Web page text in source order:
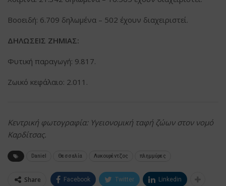
Βοοειδή: 6.709 δηλωμένα – 502 έχουν διαχειριστεί.
ΔΗΛΩΣΕΙΣ ΖΗΜΙΑΣ:
Φυτική παραγωγή: 9.817.
Ζωικό κεφάλαιο: 2.011.
Κεντρική φωτογραφία: Υγειονομική ταφή ζώων στον νομό
Καρδίτσας.
Daniel Θεσσαλία Λυκουρέντζος πλημμύρες
Share Facebook Twitter Linkedin